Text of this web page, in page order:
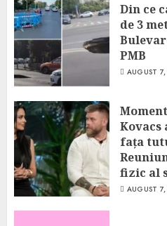
Din ce
de 3
PMB
AUGUST
Kovacs
fața
fizic al
AUGUST